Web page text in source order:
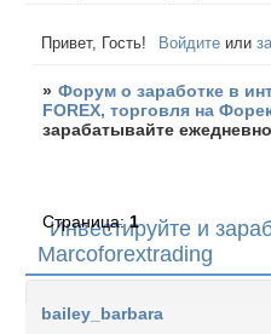
Привет, Гость! Войдите или
» Форум о заработке в
FOREX, торговля на
зарабатывайте
Инвестируйте и
Marcoforextrading
Страница:1
bailey_barbara